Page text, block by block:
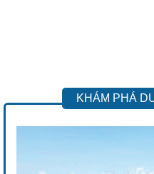
KHÁM PHÁ
Previous